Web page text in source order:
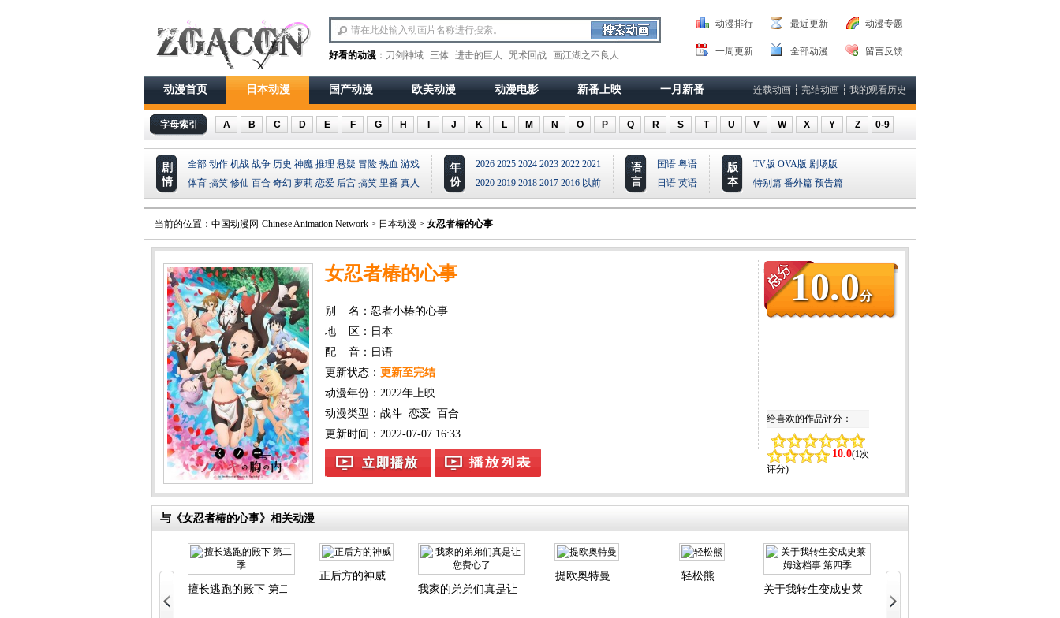
好看的动漫 ： 刀剑神域 三体 进击的巨人 咒术回战 画江湖之不良人
动漫排行 最近更新 动漫专题
一周更新 全部动漫 留言反馈
动漫首页 日本动漫 国产动漫 欧美动漫 动漫电影 新番上映 一月新番 连载动画 ┆ 完结动画 ┆ 我的观看历史
字母索引 A B C D E F G H J K L M N O P Q R S T U V W X Y Z 0-9
剧
情
全部 动作 机战 战争 历史 神魔 推理 悬疑 冒险 热血 游戏
体育 搞笑 修仙 百合 奇幻 萝莉 恋爱 后宫 搞笑 里番 真人
年
份
2026 2025 2024 2023 2022 2021
2020 2019 2018 2017 2016 以前
语
言
国语 粤语
日语 英语
版
本
TV版 OVA版 剧场版
特别篇 番外篇 预告篇
当前的位置： 中国动漫网-Chinese Animation Network > 日本动漫 > 女忍者椿的心事
10.0分
给喜欢的作品评分：
10.0(1次
评分)
女忍者椿的心事
别 名：忍者小椿的心事
地 区：日本
配 音：日语
更新状态： 更新至完结
动漫年份： 2022年上映
动漫类型： 战斗 恋爱 百合
更新时间：2022-07-07 16:33
与《女忍者椿的心事》相关动漫
被追放的转生重骑士用游戏知识开无双
擅长逃跑的殿下 第二季
正后方的神威
我家的弟弟们真是让您费心了
提欧奥特曼 轻松熊
关于我转生变成史莱姆这档事 第四季